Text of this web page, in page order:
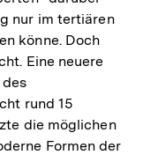
nur im tertiären
könne. Doch
Eine neuere
rund 15
die möglichen
Formen der